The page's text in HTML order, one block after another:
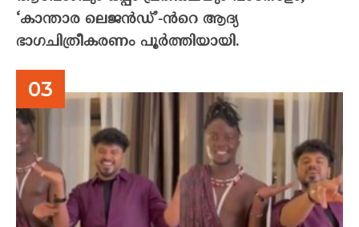
‘കാന്താര ലെജൻഡ്’-ൻറെ ആദ്യ
ഭാഗചിത്രീകരണം പൂർത്തിയായി.